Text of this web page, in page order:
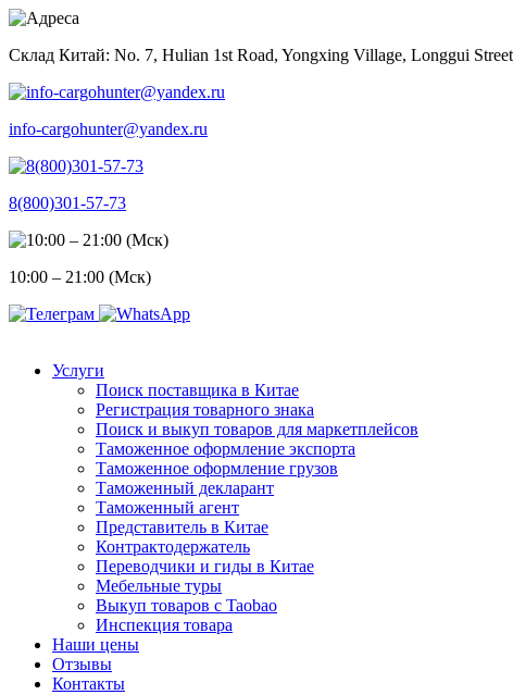
Skip
content
Склад Китай: No. 7, Hulian 1st Road, Yongxing Village, Longgui
info-cargohunter@yandex.ru
8(800)301-57-73
10:00 – 21:00 (Мск)
Услуги
Поиск поставщика в Китае
Регистрация товарного знака
Поиск и выкуп товаров для маркетплейсов
Таможенное оформление экспорта
Таможенное оформление грузов
Таможенный декларант
Таможенный агент
Представитель в Китае
Контрактодержатель
Переводчики и гиды в Китае
Мебельные туры
Выкуп товаров с Taobao
Инспекция товара
Наши цены
Отзывы
Контакты